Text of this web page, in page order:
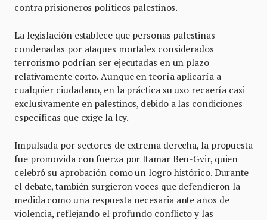
contra prisioneros políticos palestinos.
La legislación establece que personas palestinas
condenadas por ataques mortales considerados
terrorismo podrían ser ejecutadas en un plazo
relativamente corto. Aunque en teoría aplicaría a
cualquier ciudadano, en la práctica su uso recaería casi
exclusivamente en palestinos, debido a las condiciones
específicas que exige la ley.
Impulsada por sectores de extrema derecha, la propuesta
fue promovida con fuerza por Itamar Ben-Gvir, quien
celebró su aprobación como un logro histórico. Durante
el debate, también surgieron voces que defendieron la
medida como una respuesta necesaria ante años de
violencia, reflejando el profundo conflicto y las